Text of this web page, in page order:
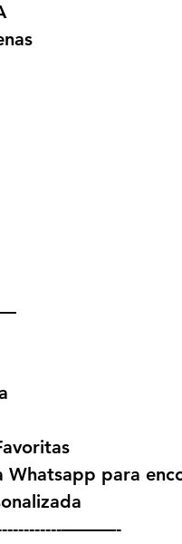
Whatsapp para
———-